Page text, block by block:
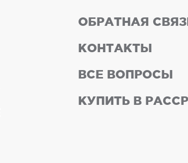
ОБРАТНАЯ
КОНТАКТЫ
ВСЕ ВОПРОСЫ
КУПИТЬ В